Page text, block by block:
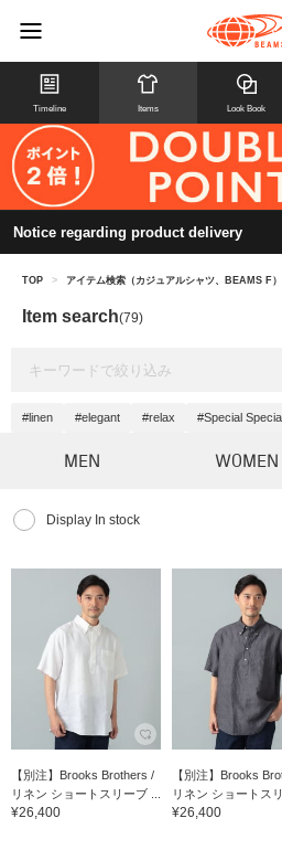
Timeline Items Look Book
Notice regarding product delivery
TOP > アイテム検索（カジュアルシャツ、BEAMS F）
Item search(79)
#linen #elegant #relax #Special
MEN WOMEN
Display In stock
【別注】Brooks Brothers /
リネン ショートスリーブ ...
¥26,400
【別注】Brooks
リネン ショートス
¥26,400